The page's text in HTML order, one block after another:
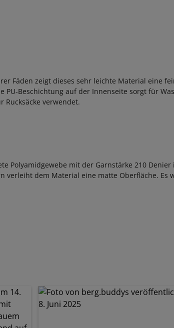
Fäden zeigt dieses sehr leichte Material eine
PU-Beschichtung auf der Innenseite sorgt für
Rucksäcke verwendet.
Polyamidgewebe mit der Garnstärke 210
verleiht dem Material eine matte Oberfläche. Es